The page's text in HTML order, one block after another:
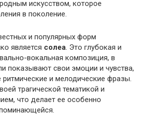
искусством, которое
в поколение.
и популярных форм
является солеа. Это глубокая и
вокальная композиция, в
показывают свои эмоции и чувства,
и мелодические фразы.
трагической тематикой и
что делает ее особенно